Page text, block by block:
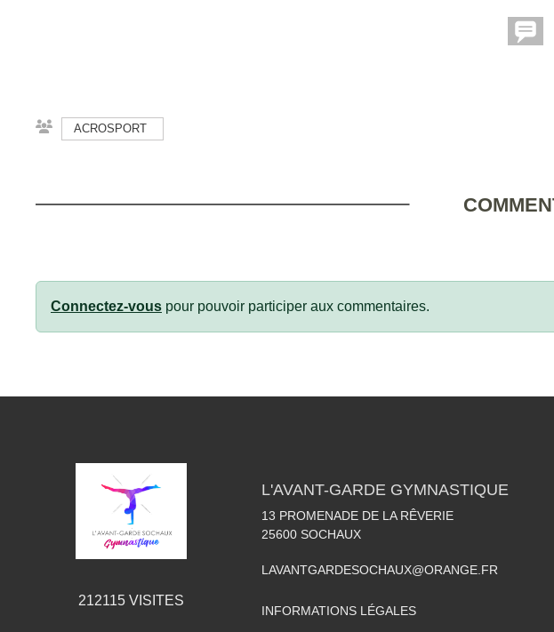
ACROSPORT
Connectez-vous pour pouvoir participer aux commentaires.
212115VISITES
L'AVANT-GARDE GYMNASTIQUE
13 PROMENADE DE LA RÊVERIE
25600 SOCHAUX
LAVANTGARDESOCHAUX@ORANGE.FR
INFORMATIONS LÉGALES